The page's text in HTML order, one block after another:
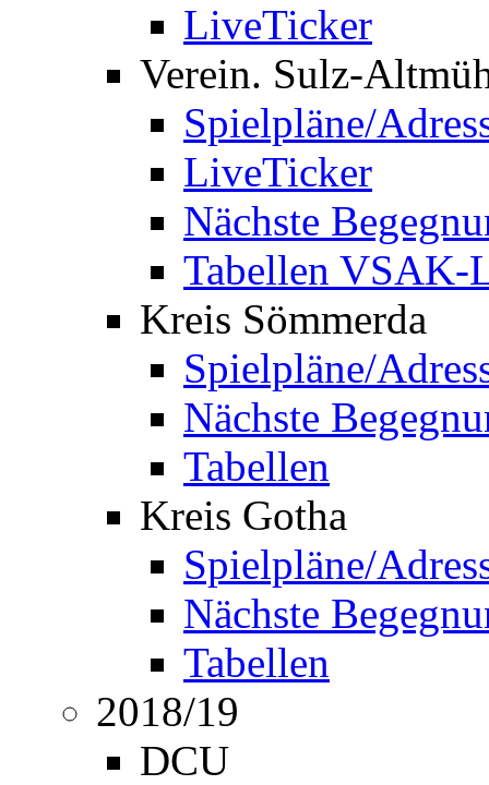
LiveTicker
Verein. Sulz-
Spielpläne/
LiveTicker
Nächste
Tabellen VSAK-
Kreis Sömmerda
Spielpläne/
Nächste
Tabellen
Kreis Gotha
Spielpläne/
Nächste
Tabellen
2018/19
DCU